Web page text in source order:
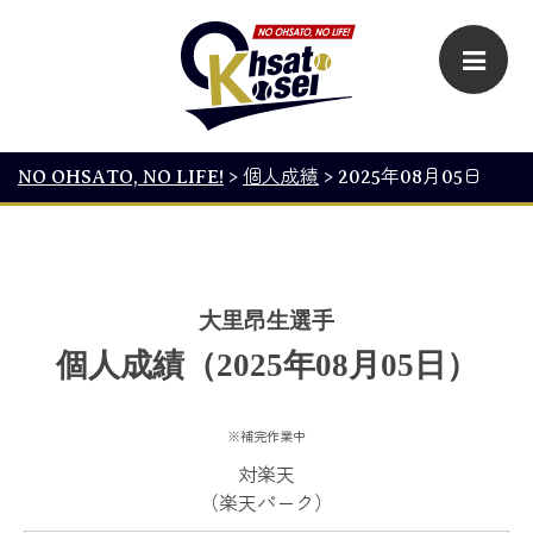
NO OHSATO, NO LIFE! > 個人成績 > 2025年08月05日
大里昂生選手
個人成績（2025年08月05日）
※補完作業中
対楽天
（楽天パーク）